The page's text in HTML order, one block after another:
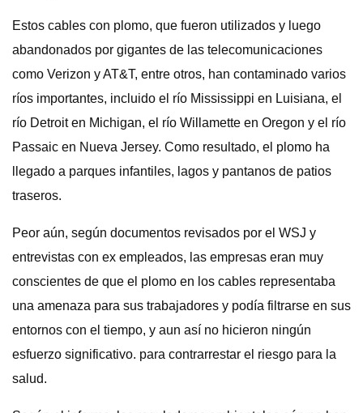
Estos cables con plomo, que fueron utilizados y luego
abandonados por gigantes de las telecomunicaciones
como Verizon y AT&T, entre otros, han contaminado varios
ríos importantes, incluido el río Mississippi en Luisiana, el
río Detroit en Michigan, el río Willamette en Oregon y el río
Passaic en Nueva Jersey. Como resultado, el plomo ha
llegado a parques infantiles, lagos y pantanos de patios
traseros.
Peor aún, según documentos revisados ​​por el WSJ y
entrevistas con ex empleados, las empresas eran muy
conscientes de que el plomo en los cables representaba
una amenaza para sus trabajadores y podía filtrarse en sus
entornos con el tiempo, y aun así no hicieron ningún
esfuerzo significativo. para contrarrestar el riesgo para la
salud.